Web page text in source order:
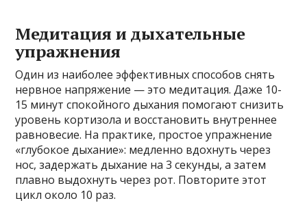
Медитация и дыхательные
упражнения
Один из наиболее эффективных способов снять
нервное напряжение — это медитация. Даже 10-
15 минут спокойного дыхания помогают снизить
уровень кортизола и восстановить внутреннее
равновесие. На практике, простое упражнение
«глубокое дыхание»: медленно вдохнуть через
нос, задержать дыхание на 3 секунды, а затем
плавно выдохнуть через рот. Повторите этот
цикл около 10 раз.